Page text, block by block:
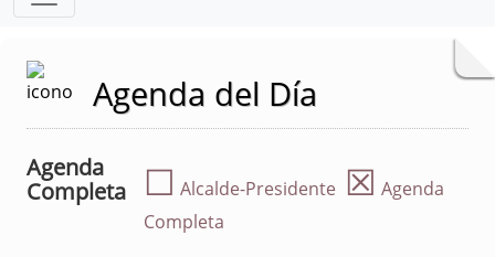
Agenda del Día
Agenda
Completa
☐ Alcalde-Presidente ☒ Agenda
Completa